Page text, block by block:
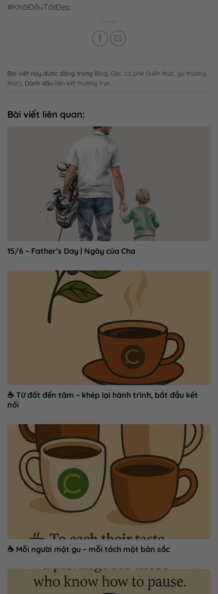
#KhởiĐầuTốtĐẹp
Bài viết này được đăng trong Blog Góc cà phê (kiến thức, gu thưởng
thức) . Đánh dấu liên kết thường trực
Bài viết liên quan:
15/6 – Father’s Day | Ngày của Cha
☕ Từ đất đến tâm – khép lại hành trình, bắt đầu kết
nối
☕ Mỗi người một gu – mỗi tách một bản sắc